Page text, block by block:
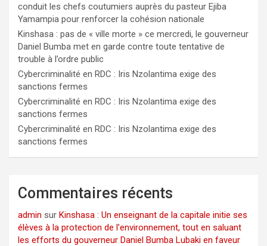
conduit les chefs coutumiers auprès du pasteur Ejiba
Yamampia pour renforcer la cohésion nationale
Kinshasa : pas de « ville morte » ce mercredi, le gouverneur
Daniel Bumba met en garde contre toute tentative de
trouble à l’ordre public
Cybercriminalité en RDC : Iris Nzolantima exige des
sanctions fermes
Cybercriminalité en RDC : Iris Nzolantima exige des
sanctions fermes
Cybercriminalité en RDC : Iris Nzolantima exige des
sanctions fermes
Commentaires récents
admin sur Kinshasa : Un enseignant de la capitale initie ses
élèves à la protection de l’environnement, tout en saluant
les efforts du gouverneur Daniel Bumba Lubaki en faveur